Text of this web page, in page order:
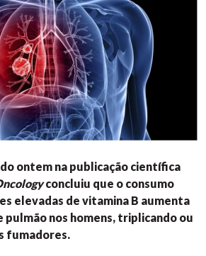
ontem na publicação científica
concluiu que o consumo
elevadas de vitamina B aumenta
pulmão nos homens, triplicando ou
fumadores.